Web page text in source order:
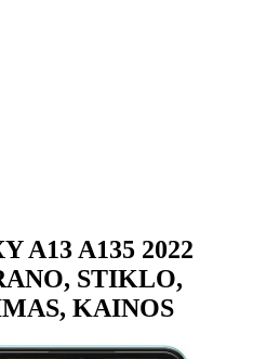
A13 A135 2022
STIKLO,
KAINOS